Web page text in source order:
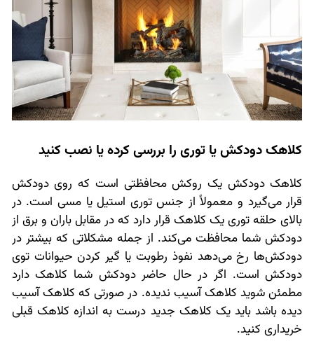
کلاهک دودکش یا توری را بررسی کرده یا نصب کنید
کلاهک دودکش یک روکش محافظتی است که روی دودکش
قرار می‌گیرد و معمولاً از جنس توری استیل یا مسی است. در
بالای حلقه توری یک کلاهک قرار دارد که در مقابل باران و برق از
دودکش شما محافظت می‌کند. از جمله مشکلاتی که بیشتر در
دودکش‌ها رخ می‌دهد نفوذ رطوبت یا گیر کردن حیوانات توی
دودکش است. اگر در حال حاضر دودکش شما کلاهک دارد
مطمئن شوید کلاهک آسیب ندیده. در صورتی که کلاهک آسیب
دیده باشد باید یک کلاهک جدید درست به اندازه کلاهک قبلی
خریداری کنید.